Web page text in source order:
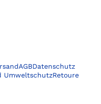
AGBDatenschutz
UmweltschutzRetoure